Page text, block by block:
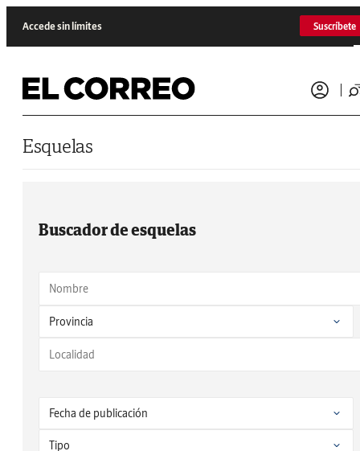
Accede sin límites Suscríbete
Esquelas
Buscador de esquelas